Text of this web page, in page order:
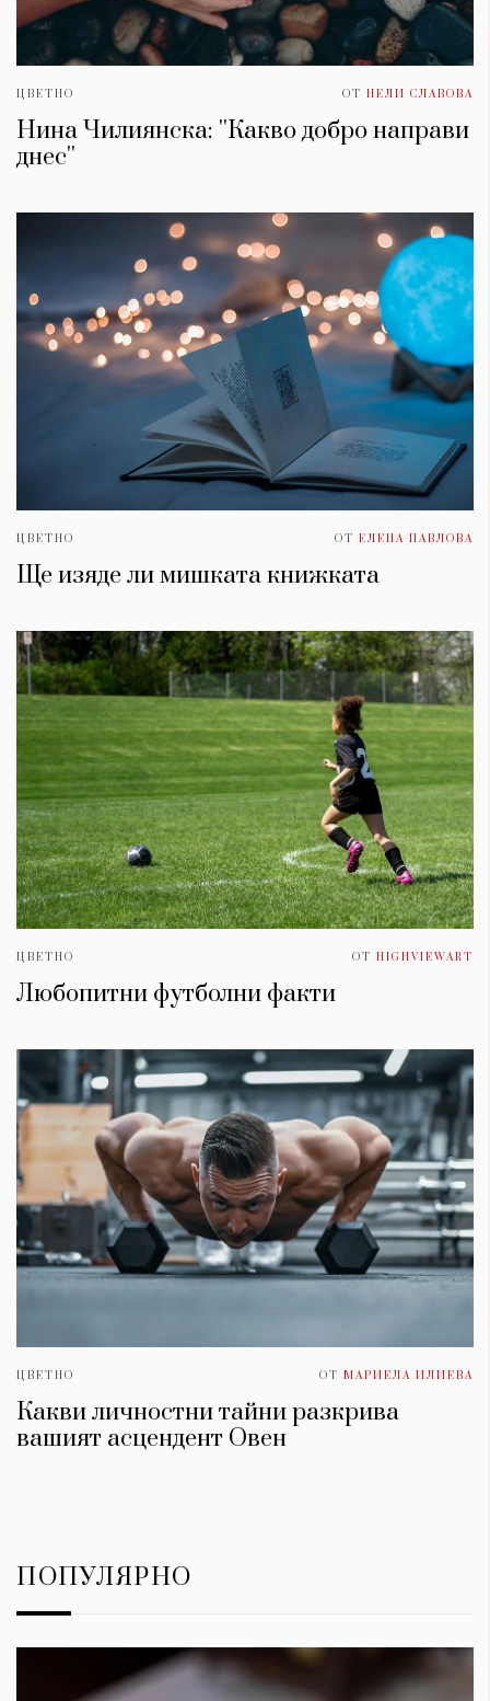
ЦВЕТНО ОТ НЕЛИ СЛАВОВА
Нина Чилиянска: ''Какво добро направи
днес''
ЦВЕТНО ОТ ЕЛЕНА ПАВЛОВА
Ще изяде ли мишката книжката
ЦВЕТНО ОТ HIGHVIEWART
Любопитни футболни факти
ЦВЕТНО ОТ МАРИЕЛА ИЛИЕВА
Какви личностни тайни разкрива
вашият асцендент Овен
ПОПУЛЯРНО